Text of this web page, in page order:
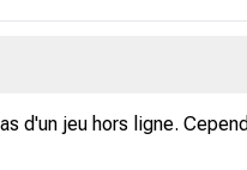
d'un jeu hors ligne.